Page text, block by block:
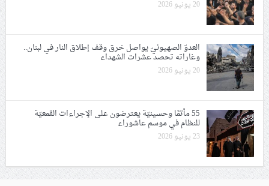
20 يونيو 2026
العدوّ الصهيونيّ يواصل خرق وقف إطلاق النار في لبنان..
وغاراته تحصد عشرات الشهداء
20 يونيو 2026
55 مأتمًا وحسينيّة يعترضون على الإجراءات القمعيّة
للنظام في موسم عاشوراء
23 يونيو 2026